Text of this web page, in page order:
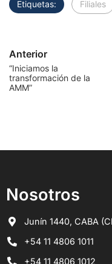
Etiquetas: Filiales
Anterior
“Iniciamos la
transformación de la
AMM”
Nosotros
Junín 1440, CABA
+54 11 4806 1011
+54 11 4806 1012